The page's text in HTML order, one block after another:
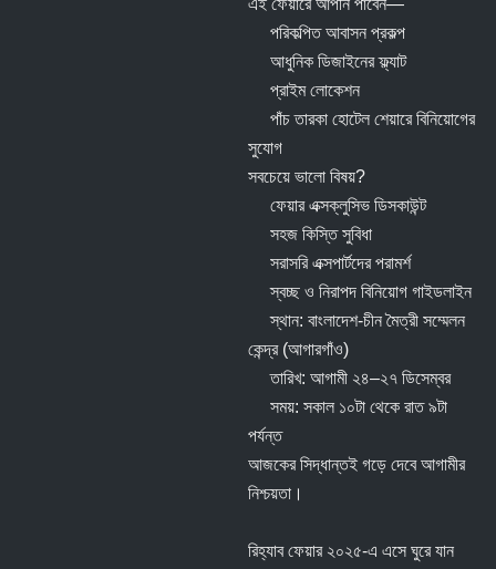
এই ফেয়ারে আপনি পাবেন—
পরিকল্পিত আবাসন প্রকল্প
আধুনিক ডিজাইনের ফ্ল্যাট
প্রাইম লোকেশন
পাঁচ তারকা হোটেল শেয়ারে বিনিয়োগের
সুযোগ
সবচেয়ে ভালো বিষয়?
ফেয়ার এক্সক্লুসিভ ডিসকাউন্ট
সহজ কিস্তি সুবিধা
সরাসরি এক্সপার্টদের পরামর্শ
স্বচ্ছ ও নিরাপদ বিনিয়োগ গাইডলাইন
স্থান: বাংলাদেশ-চীন মৈত্রী সম্মেলন
কেন্দ্র (আগারগাঁও)
তারিখ: আগামী ২৪–২৭ ডিসেম্বর
সময়: সকাল ১০টা থেকে রাত ৯টা
পর্যন্ত
আজকের সিদ্ধান্তই গড়ে দেবে আগামীর
নিশ্চয়তা।
রিহ্যাব ফেয়ার ২০২৫-এ এসে ঘুরে যান